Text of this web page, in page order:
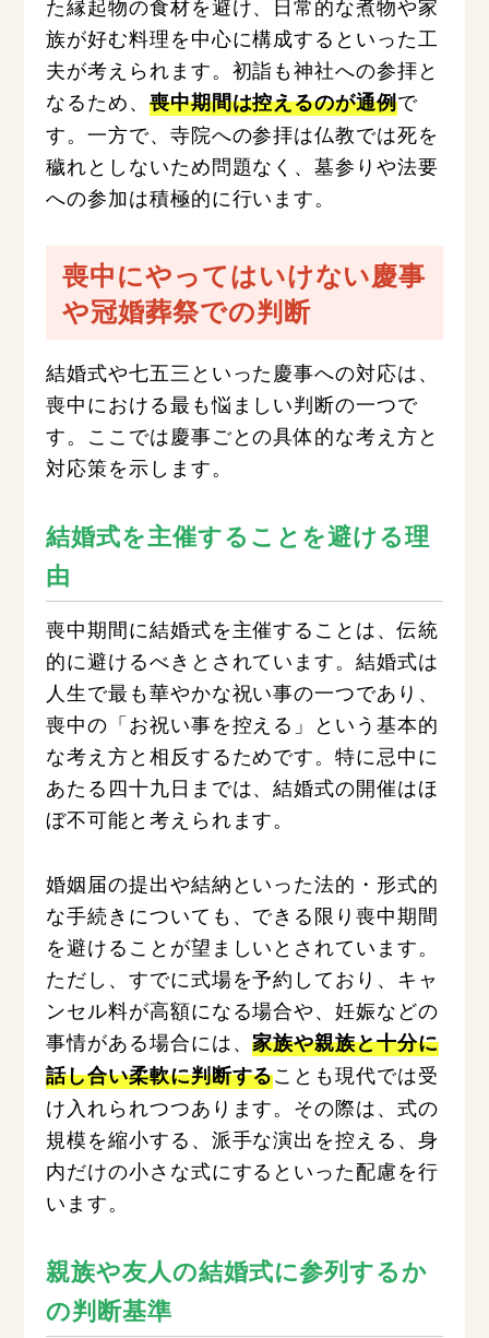
た縁起物の食材を避け、日常的な煮物や家
族が好む料理を中心に構成するといった工
夫が考えられます。初詣も神社への参拝と
なるため、 喪中期間は控えるのが通例で
す。一方で、寺院への参拝は仏教では死を
穢れとしないため問題なく、墓参りや法要
への参加は積極的に行います。
喪中にやってはいけない慶事
や冠婚葬祭での判断
結婚式や七五三といった慶事への対応は、
喪中における最も悩ましい判断の一つで
す。ここでは慶事ごとの具体的な考え方と
対応策を示します。
結婚式を主催することを避ける理
由
喪中期間に結婚式を主催することは、伝統
的に避けるべきとされています。結婚式は
人生で最も華やかな祝い事の一つであり、
喪中の「お祝い事を控える」という基本的
な考え方と相反するためです。特に忌中に
あたる四十九日までは、結婚式の開催はほ
ぼ不可能と考えられます。
婚姻届の提出や結納といった法的・形式的
な手続きについても、できる限り喪中期間
を避けることが望ましいとされています。
ただし、すでに式場を予約しており、キャ
ンセル料が高額になる場合や、妊娠などの
事情がある場合には、家族や親族と十分に
話し合い柔軟に判断することも現代では受
け入れられつつあります。その際は、式の
規模を縮小する、派手な演出を控える、身
内だけの小さな式にするといった配慮を行
います。
親族や友人の結婚式に参列するか
の判断基準